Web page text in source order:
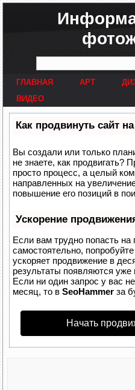
ГЛАВНАЯ АРТ
ВИДЕО
Как продвинуть сайт
Вы создали или только
не знаете, как продвигать?
просто процесс, а целый
направленных на
повышение его позиций в
Ускорение
Если вам трудно попасть на
самостоятельно,
ускоряет продвижение в
результаты появляются
Если ни один запрос у вас
месяц, то вSeoHammer за
Начать